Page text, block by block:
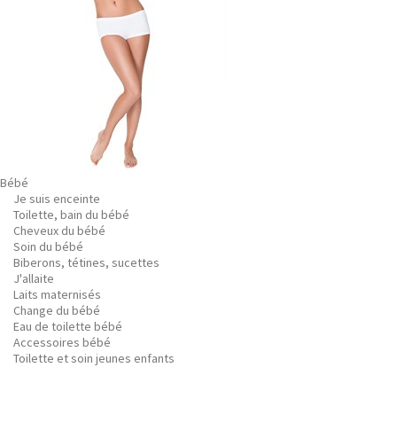
Bébé
Je suis enceinte
Toilette, bain du bébé
Cheveux du bébé
Soin du bébé
Biberons, tétines, sucettes
J'allaite
Laits maternisés
Change du bébé
Eau de toilette bébé
Accessoires bébé
Toilette et soin jeunes enfants